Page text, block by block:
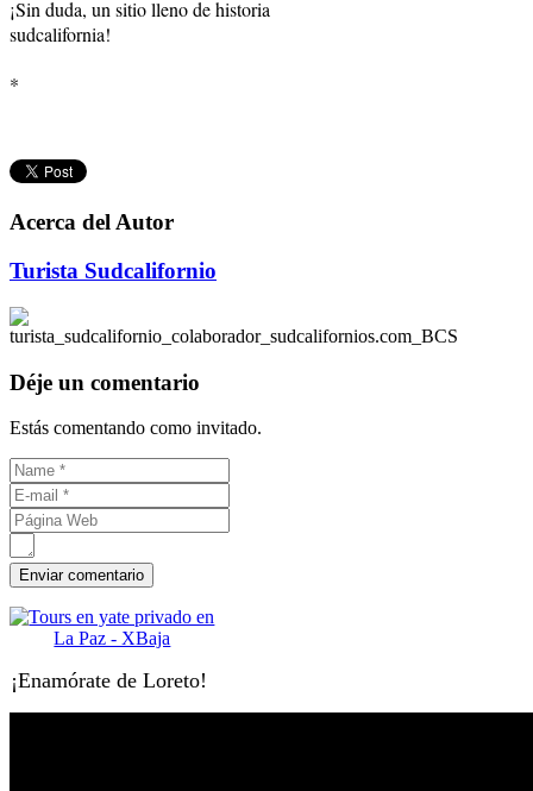
¡Sin duda, un sitio lleno de historia
sudcalifornia!
*
Acerca del Autor
Turista Sudcalifornio
Déje un comentario
Estás comentando como invitado.
¡Enamórate de Loreto!